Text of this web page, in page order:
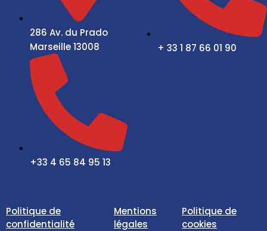
286 Av. du Prado
Marseille 13008
+33 4 65 84 95 13
+ 33 1 87 66 01 90
Politique de
confidentialité
Mentions
légales
Politique de
cookies